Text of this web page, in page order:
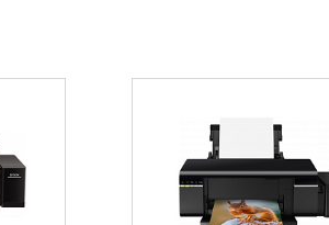
УТОЧНИТЬ НАЛИЧИЕ